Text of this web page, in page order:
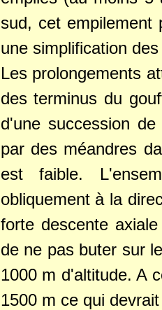
sud, cet empilement
une simplification
Les prolongements
des terminus du
d'une succession
par des méandres
est faible.
obliquement à la
forte descente
de ne pas buter sur
1000 m d'altitude. A
1500 m ce qui